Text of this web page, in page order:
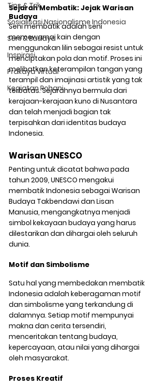
Tips & Trik
Sosialisasi Nasionalisme Indonesia
Seni & Budaya
Inspirasi
Prakaya Virtual
Kegiatan Rohani
Sejarah Membatik: Jejak Warisan
Budaya
Seni membatik adalah seni
memewarnai kain dengan
menggunakan lilin sebagai resist untuk
menciptakan pola dan motif. Proses ini
melibatkan keterampilan tangan yang
terampil dan imajinasi artistik yang tak
terbatas. Sejarahnya bermula dari
kerajaan-kerajaan kuno di Nusantara
dan telah menjadi bagian tak
terpisahkan dari identitas budaya
Indonesia.
Warisan UNESCO
Penting untuk dicatat bahwa pada
tahun 2009, UNESCO mengakui
membatik Indonesia sebagai Warisan
Budaya Takbendawi dan Lisan
Manusia, mengangkatnya menjadi
simbol kekayaan budaya yang harus
dilestarikan dan dihargai oleh seluruh
dunia.
Motif dan Simbolisme
Satu hal yang membedakan membatik
Indonesia adalah keberagaman motif
dan simbolisme yang terkandung di
dalamnya. Setiap motif mempunyai
makna dan cerita tersendiri,
menceritakan tentang budaya,
kepercayaan, atau nilai yang dihargai
oleh masyarakat.
Proses Kreatif